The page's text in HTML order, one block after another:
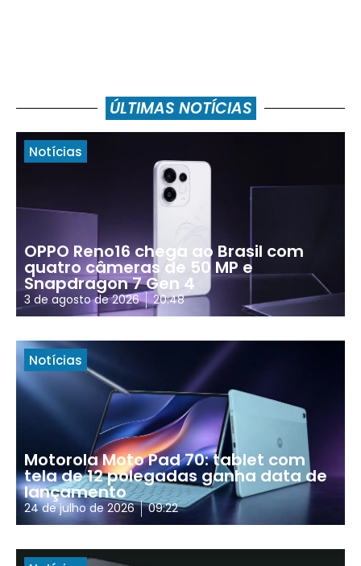
ÚLTIMAS NOTÍCIAS
Notícias
OPPO Reno16 chega ao Brasil com
quatro câmeras de 50 MP e
Snapdragon 7 Gen 4
3 de agosto de 2026 20:48
Notícias
Motorola Moto Pad 70: tablet com
tela de 12 polegadas ganha data de
lançamento
24 de julho de 2026 09:22